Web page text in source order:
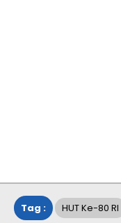
Tag : HUT Ke-80 RI